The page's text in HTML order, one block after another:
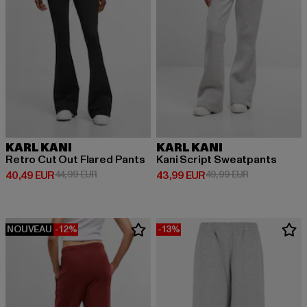
KARL KANI
Retro Cut Out Flared Pants
40,49 EUR
Prix courant: 40,49 EUR
44,99 EURPrix en promotion: 44,99 EUR
KARL KANI
Kani Script Sweatpants
43,99 EUR
Prix courant: 43,99 EUR
49,99 EURPrix en
NOUVEAU -12% -13%